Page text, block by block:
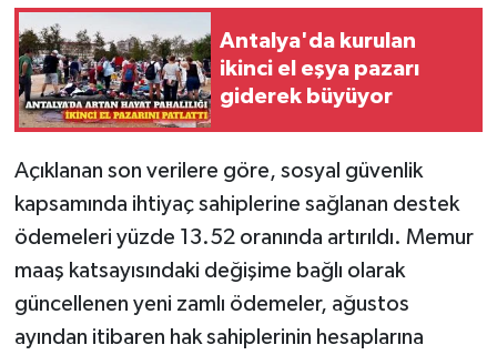
Antalya'da kurulan
ikinci el eşya pazarı
giderek büyüyor
Açıklanan son verilere göre, sosyal güvenlik
kapsamında ihtiyaç sahiplerine sağlanan destek
ödemeleri yüzde 13.52 oranında artırıldı. Memur
maaş katsayısındaki değişime bağlı olarak
güncellenen yeni zamlı ödemeler, ağustos
ayından itibaren hak sahiplerinin hesaplarına